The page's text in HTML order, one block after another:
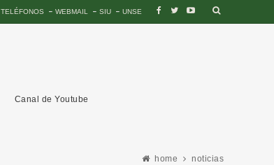
TELÉFONOS WEBMAIL SIU UNSE
Canal de Youtube
home noticias